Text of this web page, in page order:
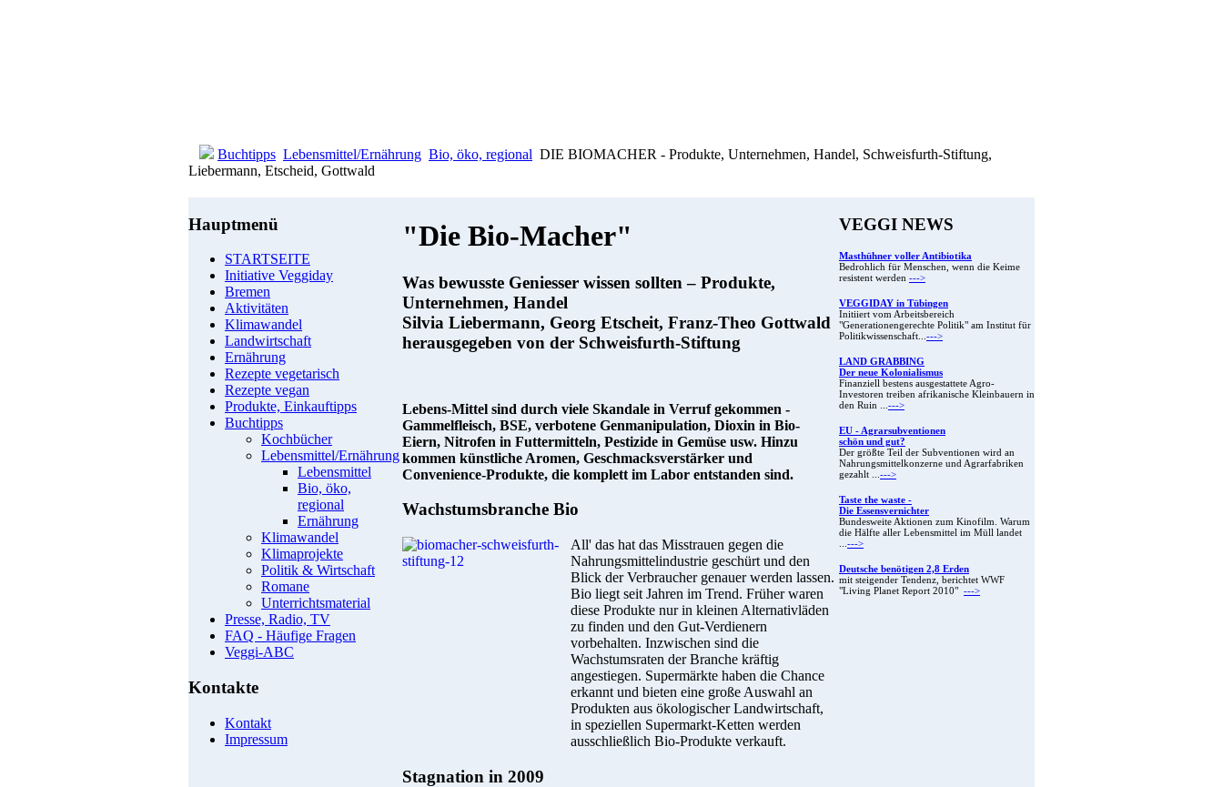
Buchtipps Lebensmittel/Ernährung Bio, öko, regional DIE BIOMACHER - Produkte, Unternehmen, Handel, Schweisfurth-Stiftung,
Liebermann, Etscheid, Gottwald
Hauptmenü
STARTSEITE
Initiative Veggiday
Bremen
Aktivitäten
Klimawandel
Landwirtschaft
Ernährung
Rezepte vegetarisch
Rezepte vegan
Produkte, Einkauftipps
Buchtipps
Kochbücher
Lebensmittel/Ernährung
Lebensmittel
Bio, öko,
regional
Ernährung
Klimawandel
Klimaprojekte
Politik & Wirtschaft
Romane
Unterrichtsmaterial
Presse, Radio, TV
FAQ - Häufige Fragen
Veggi-ABC
Kontakte
Kontakt
Impressum
"Die Bio-Macher"
Was bewusste Geniesser wissen sollten – Produkte,
Unternehmen, Handel
Silvia Liebermann, Georg Etscheit, Franz-Theo Gottwald
herausgegeben von der Schweisfurth-Stiftung
Lebens-Mittel sind durch viele Skandale in Verruf gekommen -
Gammelfleisch, BSE, verbotene Genmanipulation, Dioxin in Bio-
Eiern, Nitrofen in Futtermitteln, Pestizide in Gemüse usw. Hinzu
kommen künstliche Aromen, Geschmacksverstärker und
Convenience-Produkte, die komplett im Labor entstanden sind.
Wachstumsbranche Bio
All' das hat das Misstrauen gegen die
Nahrungsmittelindustrie geschürt und den
Blick der Verbraucher genauer werden lassen.
Bio liegt seit Jahren im Trend. Früher waren
diese Produkte nur in kleinen Alternativläden
zu finden und den Gut-Verdienern
vorbehalten. Inzwischen sind die
Wachstumsraten der Branche kräftig
angestiegen. Supermärkte haben die Chance
erkannt und bieten eine große Auswahl an
Produkten aus ökologischer Landwirtschaft,
in speziellen Supermarkt-Ketten werden
ausschließlich Bio-Produkte verkauft.
Stagnation in 2009
VEGGI NEWS
Masthühner voller Antibiotika
Bedrohlich für Menschen, wenn die Keime
resistent werden --->
VEGGIDAY in Tübingen
Initiiert vom Arbeitsbereich
"Generationengerechte Politik" am Institut für
Politikwissenschaft...--->
LAND GRABBING
Der neue Kolonialismus
Finanziell bestens ausgestattete Agro-
Investoren treiben afrikanische Kleinbauern in
den Ruin ...--->
EU - Agrarsubventionen
schön und gut?
Der größte Teil der Subventionen wird an
Nahrungsmittelkonzerne und Agrarfabriken
gezahlt ...--->
Taste the waste -
Die Essensvernichter
Bundesweite Aktionen zum Kinofilm. Warum
die Hälfte aller Lebensmittel im Müll landet
...--->
Deutsche benötigen 2,8 Erden
mit steigender Tendenz, berichtet WWF
"Living Planet Report 2010" --->